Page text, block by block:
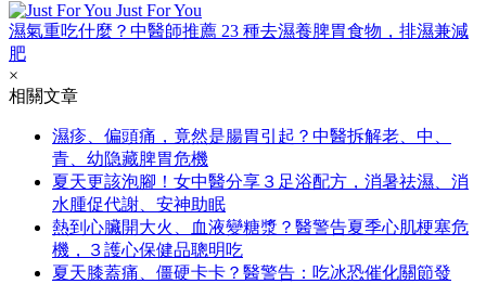
Just For You
濕氣重吃什麼？中醫師推薦 23 種去濕養脾胃食物，排濕兼減
肥
×
相關文章
濕疹、偏頭痛，竟然是腸胃引起？中醫拆解老、中、
青、幼隐藏脾胃危機
夏天更該泡腳！女中醫分享３足浴配方，消暑祛濕、消
水腫促代謝、安神助眠
熱到心臟開大火、血液變糖漿？醫警告夏季心肌梗塞危
機，３護心保健品聰明吃
夏天膝蓋痛、僵硬卡卡？醫警告：吃冰恐催化關節發